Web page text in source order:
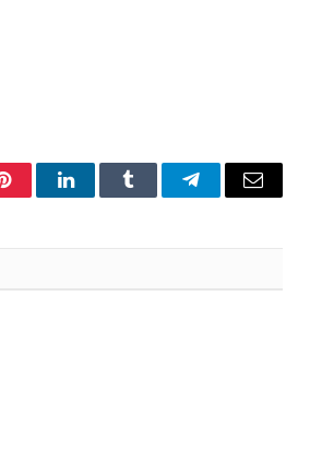
PinterestLinkedInTumblr TelegramEmail